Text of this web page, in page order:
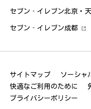
セブン‐イレブン北京・
セブン‐イレブン成都
サイトマップ
ソーシャ
快適なご利用のために
プライバシーポリシー